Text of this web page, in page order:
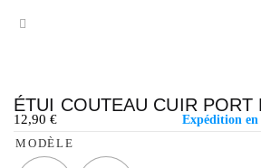
ÉTUI COUTEAU CUIR PORT
12,90 €
Expédition en
MODÈLE